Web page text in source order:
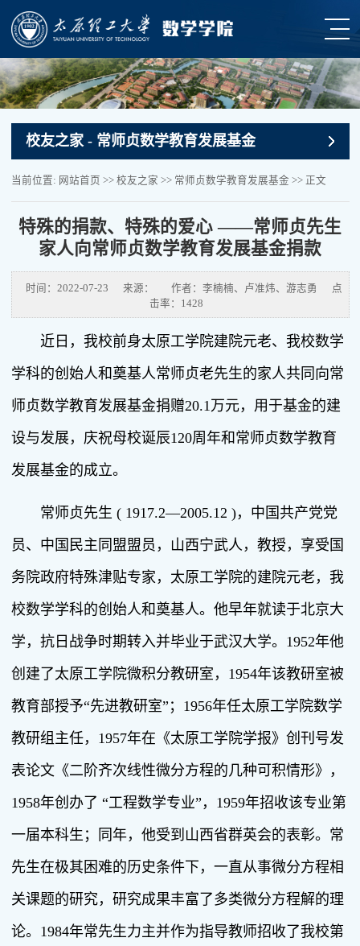
校友之家 - 常师贞数学教育发展基金
当前位置: 网站首页 >> 校友之家 >> 常师贞数学教育发展基金 >> 正文
特殊的捐款、特殊的爱心 ——常师贞先生
家人向常师贞数学教育发展基金捐款
时间：2022-07-23 来源： 作者：李楠楠、卢准炜、游志勇
点
击率： 1428
近日，我校前身太原工学院建院元老、我校数学
学科的创始人和奠基人常师贞老先生的家人共同向常
师贞数学教育发展基金捐赠20.1万元，用于基金的建
设与发展，庆祝母校诞辰120周年和常师贞数学教育
发展基金的成立。
常师贞先生 ( 1917.2—2005.12 )，中国共产党党
员、中国民主同盟盟员，山西宁武人，教授，享受国
务院政府特殊津贴专家，太原工学院的建院元老，我
校数学学科的创始人和奠基人。他早年就读于北京大
学，抗日战争时期转入并毕业于武汉大学。1952年他
创建了太原工学院微积分教研室，1954年该教研室被
教育部授予“先进教研室”；1956年任太原工学院数学
教研组主任，1957年在《太原工学院学报》创刊号发
表论文《二阶齐次线性微分方程的几种可积情形》，
1958年创办了 “工程数学专业”，1959年招收该专业第
一届本科生；同年，他受到山西省群英会的表彰。常
先生在极其困难的历史条件下，一直从事微分方程相
关课题的研究，研究成果丰富了多类微分方程解的理
论。1984年常先生力主并作为指导教师招收了我校第